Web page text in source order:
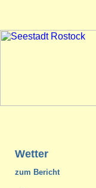
Wetter
zum Bericht